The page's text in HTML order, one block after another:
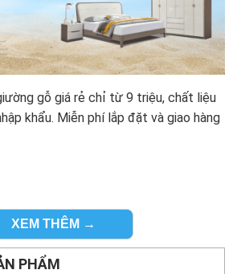
gỗ giá rẻ chỉ từ 9 triệu, chất liệu
khẩu. Miễn phí lắp đặt và giao hàng
XEM THÊM →
PHẨM